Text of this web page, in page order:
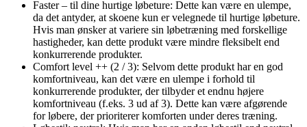
Faster – til dine hurtige løbeture: Dette kan være en ulempe,
da det antyder, at skoene kun er velegnede til hurtige løbeture.
Hvis man ønsker at variere sin løbetræning med forskellige
hastigheder, kan dette produkt være mindre fleksibelt end
konkurrerende produkter.
Comfort level ++ (2 / 3): Selvom dette produkt har en god
komfortniveau, kan det være en ulempe i forhold til
konkurrerende produkter, der tilbyder et endnu højere
komfortniveau (f.eks. 3 ud af 3). Dette kan være afgørende
for løbere, der prioriterer komforten under deres træning.